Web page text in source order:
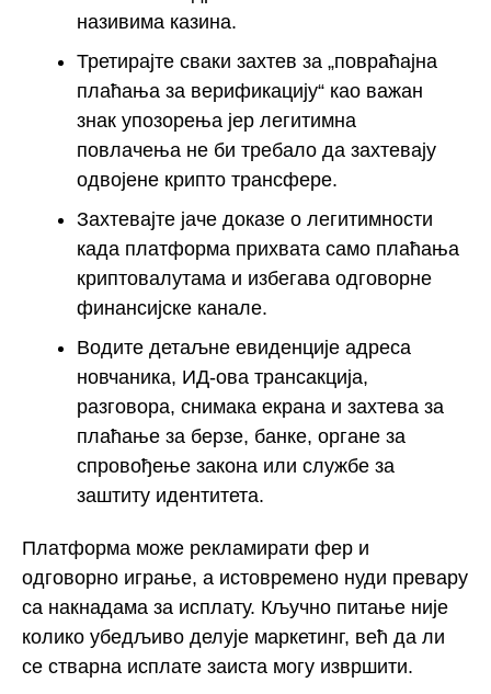
називима казина.
Третирајте сваки захтев за „повраћајна
плаћања за верификацију“ као важан
знак упозорења јер легитимна
повлачења не би требало да захтевају
одвојене крипто трансфере.
Захтевајте јаче доказе о легитимности
када платформа прихвата само плаћања
криптовалутама и избегава одговорне
финансијске канале.
Водите детаљне евиденције адреса
новчаника, ИД-ова трансакција,
разговора, снимака екрана и захтева за
плаћање за берзе, банке, органе за
спровођење закона или службе за
заштиту идентитета.
Платформа може рекламирати фер и
одговорно играње, а истовремено нуди превару
са накнадама за исплату. Кључно питање није
колико убедљиво делује маркетинг, већ да ли
се стварна исплате заиста могу извршити.